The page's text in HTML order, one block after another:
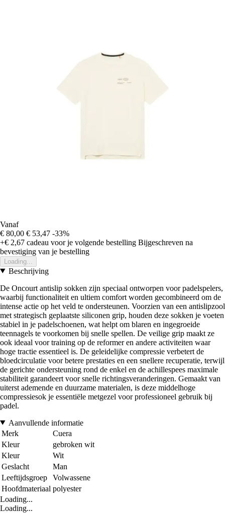
Vanaf
€ 80,00 € 53,47 -33%
+€ 2,67 cadeau voor je volgende bestelling Bijgeschreven na
bevestiging van je bestelling
Loading...
Beschrijving
De Oncourt antislip sokken zijn speciaal ontworpen voor padelspelers,
waarbij functionaliteit en ultiem comfort worden gecombineerd om de
intense actie op het veld te ondersteunen. Voorzien van een antislipzool
met strategisch geplaatste siliconen grip, houden deze sokken je voeten
stabiel in je padelschoenen, wat helpt om blaren en ingegroeide
teennagels te voorkomen bij snelle spellen. De veilige grip maakt ze
ook ideaal voor training op de reformer en andere activiteiten waar
hoge tractie essentieel is. De geleidelijke compressie verbetert de
bloedcirculatie voor betere prestaties en een snellere recuperatie, terwijl
de gerichte ondersteuning rond de enkel en de achillespees maximale
stabiliteit garandeert voor snelle richtingsveranderingen. Gemaakt van
uiterst ademende en duurzame materialen, is deze middelhoge
compressiesok je essentiële metgezel voor professioneel gebruik bij
padel.
Aanvullende informatie
Merk
Cuera
Kleur
gebroken wit
Kleur
Wit
Geslacht
Man
Leeftijdsgroep
Volwassene
Hoofdmateriaal polyester
Loading...
Loading...